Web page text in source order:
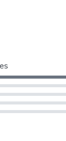
Acadêmico
citations?
BR)